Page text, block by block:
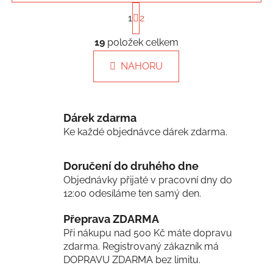
O
v
l
á
d
í
p
v
k
y
ý
p
i
s
S
t
r
á
n
k
í
1 2
19položek celkem
NAHORU
Dárek zdarma
Ke každé objednávce dárek zdarma.
Doručení do druhého dne
Objednávky přijaté v pracovní dny do
12:00 odesíláme ten samý den.
Přeprava ZDARMA
Při nákupu nad 500 Kč máte dopravu
zdarma. Registrovaný zákazník má
DOPRAVU ZDARMA bez limitu.